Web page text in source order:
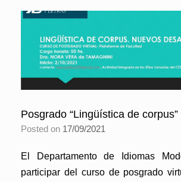
Posgrado “Lingüística de corpus”
Posted on 17/09/2021
El Departamento de Idiomas
participar del curso de posgrado